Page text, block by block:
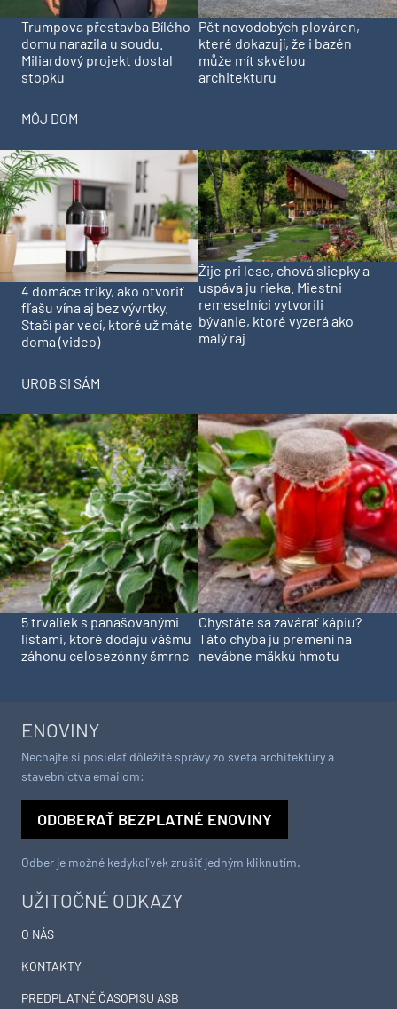
Trumpova přestavba Bílého
domu narazila u soudu.
Miliardový projekt dostal
stopku
Pět novodobých plováren,
které dokazují, že i bazén
může mít skvělou
architekturu
MÔJ DOM
4 domáce triky, ako otvoriť
fľašu vína aj bez vývrtky.
Stačí pár vecí, ktoré už máte
doma (video)
Žije pri lese, chová sliepky a
uspáva ju rieka. Miestni
remeselníci vytvorili
bývanie, ktoré vyzerá ako
malý raj
UROB SI SÁM
5 trvaliek s panašovanými
listami, ktoré dodajú vášmu
záhonu celosezónny šmrnc
Chystáte sa zavárať kápiu?
Táto chyba ju premení na
nevábne mäkkú hmotu
UŽITOČNÉ ODKAZY
O NÁS
KONTAKTY
PREDPLATNÉ ČASOPISU ASB
ENOVINY
Nechajte si posielať dôležité správy zo sveta architektúry a
stavebníctva emailom:
ODOBERAŤ BEZPLATNÉ ENOVINY
Odber je možné kedykoľvek zrušiť jedným kliknutím.